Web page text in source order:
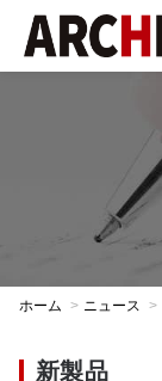
ホーム > ニュース >
新製品